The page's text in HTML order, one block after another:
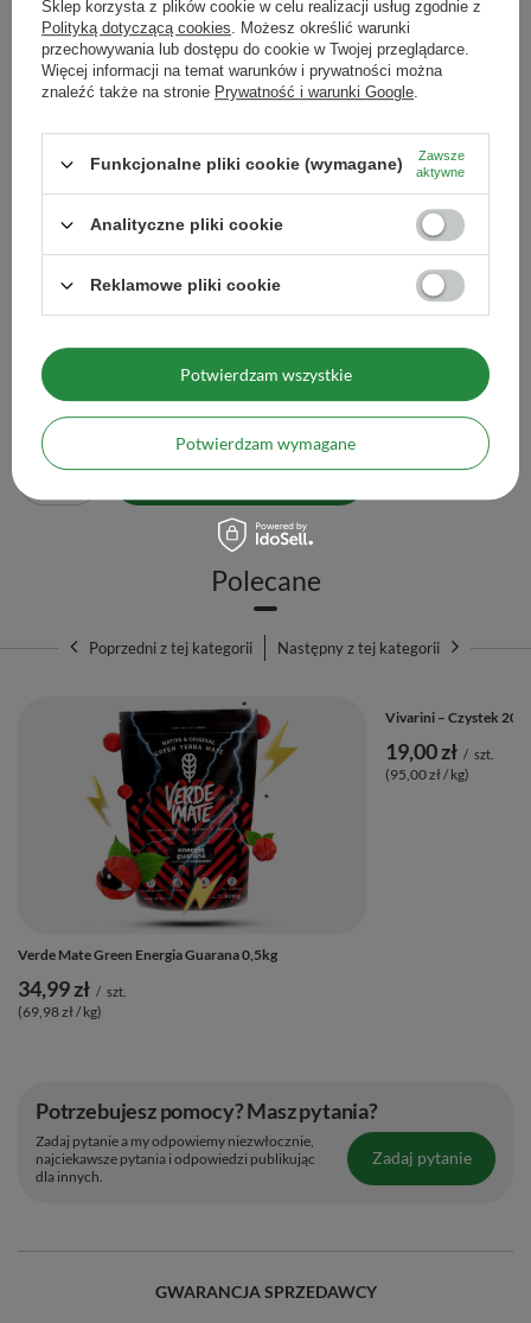
Produkty marki Vivarini uzyskały odpowiednie
certyfikaty jakości potwierdzające zgodność z wymogami
bezpieczeństwa żywności oraz gwarantujące ich
naturalne pochodzenie (no GMO!).
Zamówione produkty otrzymasz w szczelnym,
dostosowanym do przechowywania żywności
opakowaniu, które zapewnia doskonałą ochronę
zawartości przed czynnikami zewnętrznymi i utratą
cennych walorów.
Zobacz również
Vivarini – Kakao (ziarno kruszone) 0,5 kg
86,00 zł / szt.
(172,00 zł / kg)
Vivarini – Jagody goji
29,00 zł /
Ilość produktów
Polecane
Poprzedni z tej kategorii Następny z tej kategorii
Verde Mate Green Energia Guarana 0,5kg
34,99 zł / szt.
(69,98 zł / kg)
Vivarini – Czystek 200
19,00 zł / szt.
(95,00 zł / kg)
Potrzebujesz pomocy? Masz pytania?
Zadaj pytanie a my odpowiemy niezwłocznie,
najciekawsze pytania i odpowiedzi publikując
dla innych.
Zadaj pytanie
GWARANCJA SPRZEDAWCY
Sklep korzysta z plików cookie w celu realizacji usług zgodnie z
Polityką dotyczącą cookies. Możesz określić warunki
przechowywania lub dostępu do cookie w Twojej przeglądarce.
Więcej informacji na temat warunków i prywatności można
znaleźć także na stronie Prywatność i warunki Google.
Funkcjonalne pliki cookie (wymagane)
Zawsze
aktywne
Analityczne pliki cookie
Reklamowe pliki cookie
Potwierdzam wymagane
Potwierdzam wszystkie